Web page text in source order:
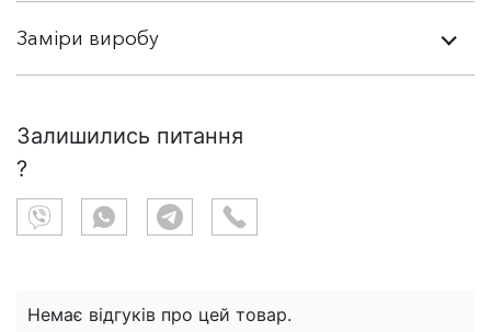
Заміри виробу
Залишились питання
?
Немає відгуків про цей товар.